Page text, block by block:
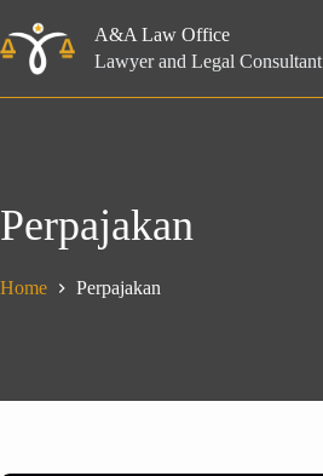
to
content
A&A Law Office
Lawyer and Legal Consultant
Perpajakan
Home Perpajakan